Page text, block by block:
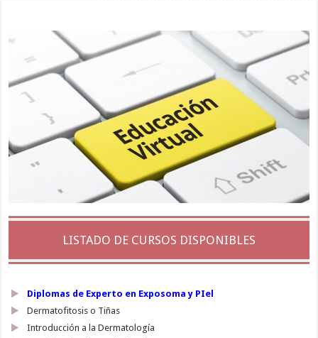
LISTADO DE CURSOS DISPONIBLES
Diplomas de Experto en Exposoma y PIel
Dermatofitosis o Tiñas
Introducción a la Dermatología